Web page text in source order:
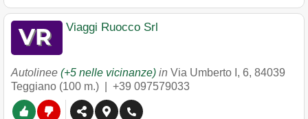
Viaggi Ruocco Srl
Autolinee (+5 nelle vicinanze) in Via Umberto I, 6, 84039
Teggiano (100 m.) | +39 097579033